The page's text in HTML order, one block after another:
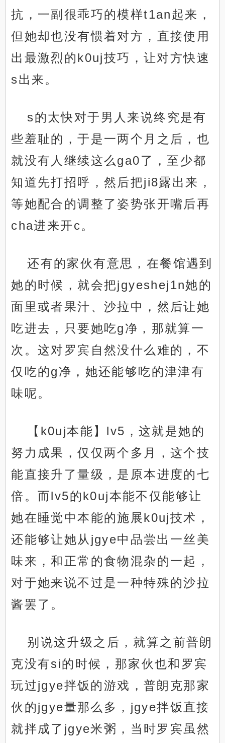
抗，一副很乖巧的模样t1an起来，
但她却也没有惯着对方，直接使用
出最激烈的k0uj技巧，让对方快速
s出来。
s的太快对于男人来说终究是有
些羞耻的，于是一两个月之后，也
就没有人继续这么ga0了，至少都
知道先打招呼，然后把ji8露出来，
等她配合的调整了姿势张开嘴后再
cha进来开c。
还有的家伙有意思，在餐馆遇到
她的时候，就会把jgyeshej1n她的
面里或者果汁、沙拉中，然后让她
吃进去，只要她吃g净，那就算一
次。这对罗宾自然没什么难的，不
仅吃的g净，她还能够吃的津津有
味呢。
【k0uj本能】lv5，这就是她的
努力成果，仅仅两个多月，这个技
能直接升了量级，是原本进度的七
倍。而lv5的k0uj本能不仅能够让
她在睡觉中本能的施展k0uj技术，
还能够让她从jgye中品尝出一丝美
味来，和正常的食物混杂的一起，
对于她来说不过是一种特殊的沙拉
酱罢了。
别说这升级之后，就算之前普朗
克没有si的时候，那家伙也和罗宾
玩过jgye拌饭的游戏，普朗克那家
伙的jgye量那么多，jgye拌饭直接
就拌成了jgye米粥，当时罗宾虽然